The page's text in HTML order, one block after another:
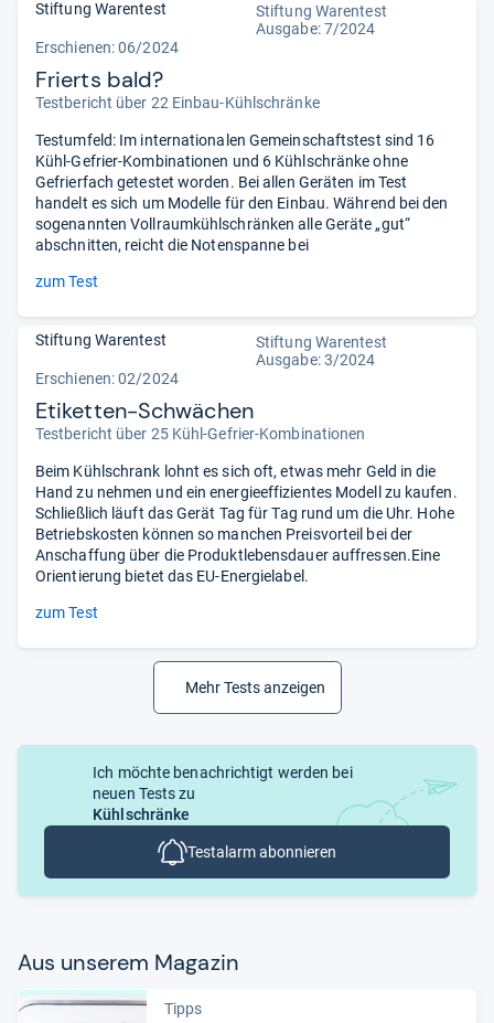
Stiftung Warentest
Stiftung Warentest
Ausgabe: 7/2024
Erschienen: 06/2024
Frierts bald?
Testbericht über 22 Einbau-Kühlschränke
Testumfeld: Im internationalen Gemeinschaftstest sind 16
Kühl-Gefrier-Kombinationen und 6 Kühlschränke ohne
Gefrierfach getestet worden. Bei allen Geräten im Test
handelt es sich um Modelle für den Einbau. Während bei den
sogenannten Vollraumkühlschränken alle Geräte „gut“
abschnitten, reicht die Notenspanne bei
zum Test
Stiftung Warentest
Stiftung Warentest
Ausgabe: 3/2024
Erschienen: 02/2024
Etiketten-Schwächen
Testbericht über 25 Kühl-Gefrier-Kombinationen
Beim Kühlschrank lohnt es sich oft, etwas mehr Geld in die
Hand zu nehmen und ein energieeffizientes Modell zu kaufen.
Schließlich läuft das Gerät Tag für Tag rund um die Uhr. Hohe
Betriebskosten können so manchen Preisvorteil bei der
Anschaffung über die Produktlebensdauer auffressen.Eine
Orientierung bietet das EU-Energielabel.
zum Test
Mehr Tests anzeigen
Ich möchte benachrichtigt werden bei
neuen Tests zu
Kühlschränke
Testalarm abonnieren
Aus unse­rem Maga­zin
Tipps